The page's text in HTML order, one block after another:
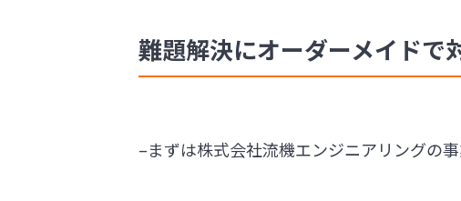
難題解決にオーダーメイドで
–まずは株式会社流機エンジニアリングの